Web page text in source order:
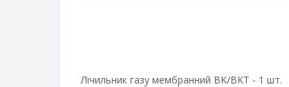
Лічильник газу мембранний BK/BKТ - 1 шт.